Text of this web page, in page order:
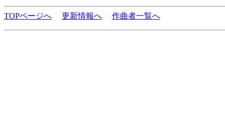
TOPページへ 更新情報へ 作曲者一覧へ